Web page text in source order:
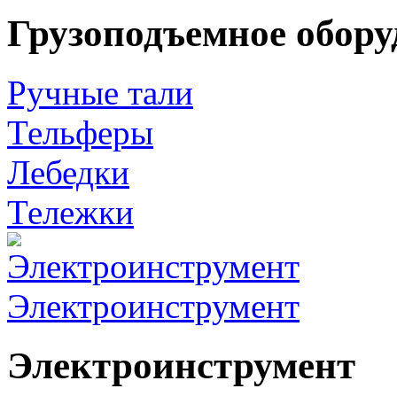
Грузоподъемное
Ручные тали
Тельферы
Лебедки
Тележки
Электроинструмент
Электроинструмент